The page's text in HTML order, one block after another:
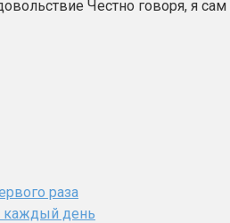
Честно говоря, я
раза
каждый день